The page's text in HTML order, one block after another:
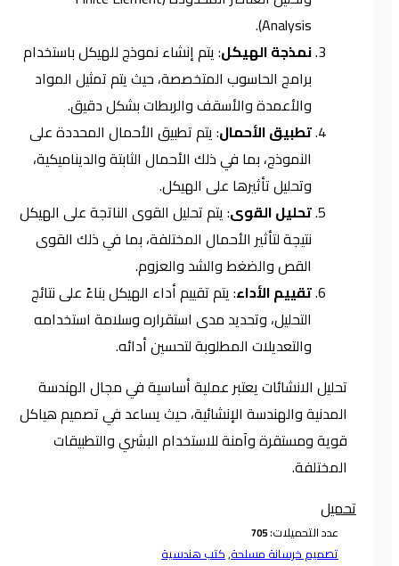
Analysis).
نمذجة الهيكل: يتم إنشاء نموذج للهيكل باستخدام
برامج الحاسوب المتخصصة، حيث يتم تمثيل المواد
والأعمدة والأسقف والربطات بشكل دقيق.
تطبيق الأحمال: يتم تطبيق الأحمال المحددة على
النموذج، بما في ذلك الأحمال الثابتة والديناميكية،
وتحليل تأثيرها على الهيكل.
تحليل القوى: يتم تحليل القوى الناتجة على الهيكل
نتيجة لتأثير الأحمال المختلفة، بما في ذلك القوى
القص والضغط والشد والعزوم.
تقييم الأداء: يتم تقييم أداء الهيكل بناءً على نتائج
التحليل، وتحديد مدى استقراره وسلامة استخدامه
والتعديلات المطلوبة لتحسين أدائه.
تحليل الانشائات يعتبر عملية أساسية في مجال الهندسة
المدنية والهندسة الإنشائية، حيث يساعد في تصميم هياكل
قوية ومستقرة وآمنة للاستخدام البشري والتطبيقات
المختلفة.
تحميل
عدد التحميلات:
تصميم خرسانة مسلحة,كتب هندسية